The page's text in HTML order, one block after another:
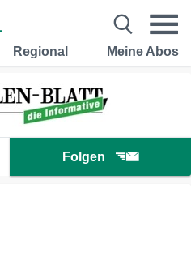
Regional Meine Abos
Folgen